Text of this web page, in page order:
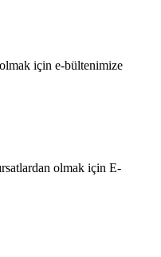
için e-bültenimize
olmak için E-